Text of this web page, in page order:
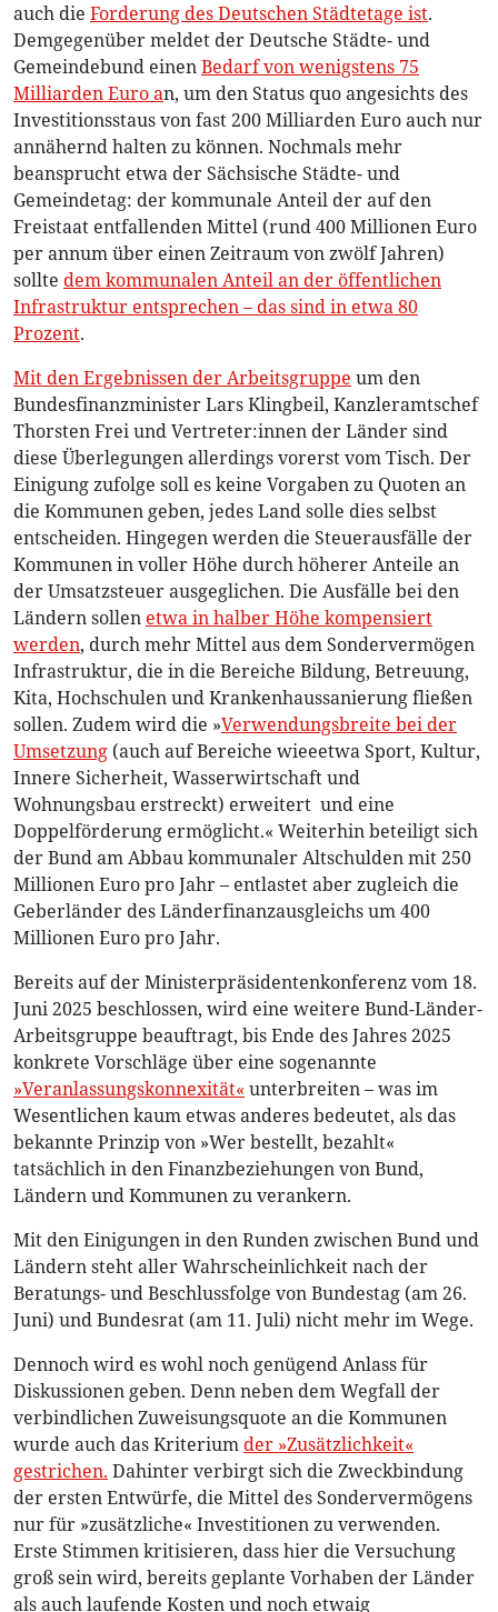
auch die Forderung des Deutschen Städtetage ist.
Demgegenüber meldet der Deutsche Städte- und
Gemeindebund einenBedarf von wenigstens 75
Milliarden Euro an, um den Status quo angesichts des
Investitionsstaus von fast 200 Milliarden Euro auch nur
annähernd halten zu können. Nochmals mehr
beansprucht etwa der Sächsische Städte- und
Gemeindetag: der kommunale Anteil der auf den
Freistaat entfallenden Mittel (rund 400 Millionen Euro
per annum über einen Zeitraum von zwölf Jahren)
sollte dem kommunalen Anteil an der öffentlichen
Infrastruktur entsprechen – das sind in etwa 80
Prozent.
Mit den Ergebnissen der Arbeitsgruppe um den
Bundesfinanzminister Lars Klingbeil, Kanzleramtschef
Thorsten Frei und Vertreter:innen der Länder sind
diese Überlegungen allerdings vorerst vom Tisch. Der
Einigung zufolge soll es keine Vorgaben zu Quoten an
die Kommunen geben, jedes Land solle dies selbst
entscheiden. Hingegen werden die Steuerausfälle der
Kommunen in voller Höhe durch höherer Anteile an
der Umsatzsteuer ausgeglichen. Die Ausfälle bei den
Ländern sollen etwa in halber Höhe kompensiert
werden, durch mehr Mittel aus dem Sondervermögen
Infrastruktur, die in die Bereiche Bildung, Betreuung,
Kita, Hochschulen und Krankenhaussanierung fließen
sollen. Zudem wird die »Verwendungsbreite bei der
Umsetzung (auch auf Bereiche wieeetwa Sport, Kultur,
Innere Sicherheit, Wasserwirtschaft und
Wohnungsbau erstreckt) erweitert und eine
Doppelförderung ermöglicht.« Weiterhin beteiligt sich
der Bund am Abbau kommunaler Altschulden mit 250
Millionen Euro pro Jahr – entlastet aber zugleich die
Geberländer des Länderfinanzausgleichs um 400
Millionen Euro pro Jahr.
Bereits auf der Ministerpräsidentenkonferenz vom 18.
Juni 2025 beschlossen, wird eine weitere Bund-Länder-
Arbeitsgruppe beauftragt, bis Ende des Jahres 2025
konkrete Vorschläge über eine sogenannte
»Veranlassungskonnexität« unterbreiten – was im
Wesentlichen kaum etwas anderes bedeutet, als das
bekannte Prinzip von »Wer bestellt, bezahlt«
tatsächlich in den Finanzbeziehungen von Bund,
Ländern und Kommunen zu verankern.
Mit den Einigungen in den Runden zwischen Bund und
Ländern steht aller Wahrscheinlichkeit nach der
Beratungs- und Beschlussfolge von Bundestag (am 26.
Juni) und Bundesrat (am 11. Juli) nicht mehr im Wege.
Dennoch wird es wohl noch genügend Anlass für
Diskussionen geben. Denn neben dem Wegfall der
verbindlichen Zuweisungsquote an die Kommunen
wurde auch das Kriteriumder »Zusätzlichkeit«
gestrichen. Dahinter verbirgt sich die Zweckbindung
der ersten Entwürfe, die Mittel des Sondervermögens
nur für »zusätzliche« Investitionen zu verwenden.
Erste Stimmen kritisieren, dass hier die Versuchung
groß sein wird, bereits geplante Vorhaben der Länder
als auch laufende Kosten und noch etwaig